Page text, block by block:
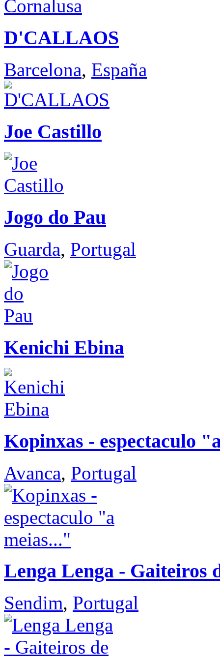
D'CALLAOS
Barcelona, España
Joe Castillo
Jogo do Pau
Guarda, Portugal
Kenichi Ebina
Kopinxas - espectaculo
Avanca, Portugal
Lenga Lenga - Gaiteiros
Sendim, Portugal